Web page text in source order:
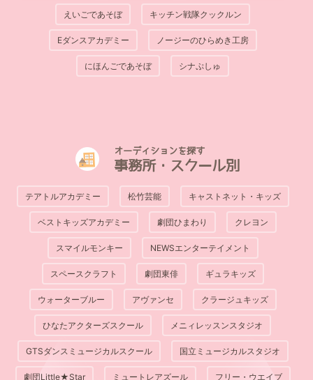
えいごであそぼ キッチン戦隊クックルン
Eダンスアカデミー ノージーのひらめき工房
にほんごであそぼ シナぷしゅ
オーディションを探す
事務所・スクール別
テアトルアカデミー 松竹芸能 キャストネット・キッズ
ベストキッズアカデミー 劇団ひまわり クレヨン
スマイルモンキー NEWSエンターテイメント
スペースクラフト 劇団東俳 ギュラキッズ
ウォーターブルー アヴァンセ クラージュキッズ
ひなたアクターズスクール メニィレッスンスタジオ
GTSダンスミュージカルスクール 国立ミュージカルスタジオ
劇団Little★Star ミュートレアズール フリー・ウエイブ